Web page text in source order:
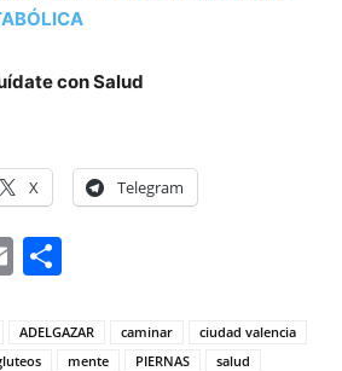
con Salud
X Telegram
Email
ADELGAZAR caminar
ciudad valencia
mente PIERNAS salud